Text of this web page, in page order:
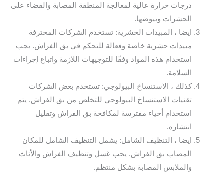
درجات حرارة عالية لمعالجة المنطقة المصابة والقضاء على
الحشرات وبيوضها.
ايضا ، المبيدات الحشرية: تستخدم الشركات المحترفة
مبيدات حشرية خاصة وفعالة للتحكم في بق الفراش. يجب
استخدام هذه المواد وفقًا للتوجيهات اللازمة واتباع إجراءات
السلامة.
كذلك ، الاستنساخ البيولوجي: تستخدم بعض الشركات
تقنيات الاستنساخ البيولوجي للتخلص من بق الفراش. يتم
استخدام أحياء مفترسة لمكافحة بق الفراش وتقليل
انتشاره.
ايضا ، التنظيف الشامل: يشمل التنظيف الشامل للمكان
المصاب بق الفراش. يجب غسل وتنظيف الفراش والأثاث
والملابس المصابة بشكل منتظم.